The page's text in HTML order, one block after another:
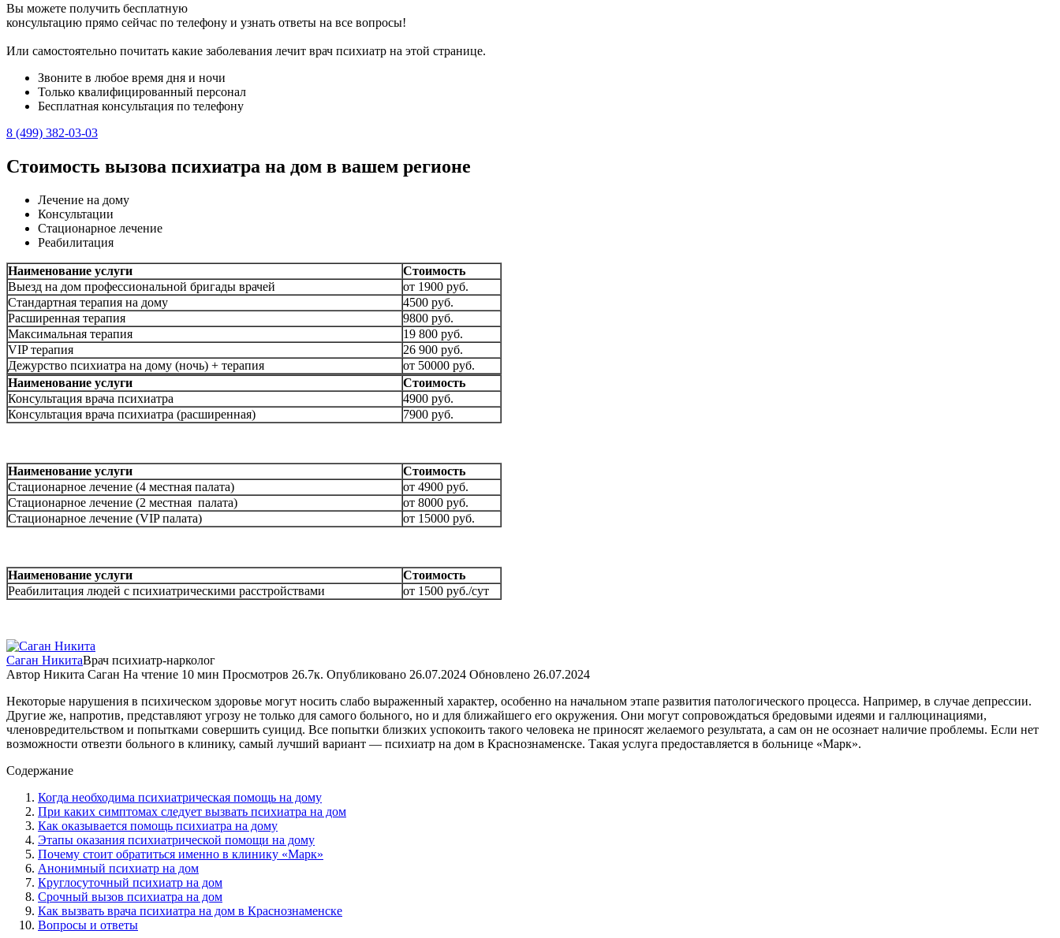
Вы можете получить бесплатную
консультацию прямо сейчас по телефону и узнать ответы на все вопросы!
Или самостоятельно почитать какие заболевания лечит врач психиатр на этой странице.
Звоните в любое время дня и ночи
Только квалифицированный персонал
Бесплатная консультация по телефону
8 (499) 382-03-03
Стоимость вызова психиатра на дом в вашем регионе
Лечение на дому
Консультации
Стационарное лечение
Реабилитация
Наименование услуги
Стоимость
Выезд на дом профессиональной бригады врачей
от 1900 руб.
Стандартная терапия на дому
4500 руб.
Расширенная терапия
9800 руб.
Максимальная терапия
19 800 руб.
VIP терапия
26 900 руб.
Дежурство психиатра на дому (ночь) + терапия
от 50000 руб.
Наименование услуги
Стоимость
Консультация врача психиатра
4900 руб.
Консультация врача психиатра (расширенная)
7900 руб.
Наименование услуги
Стоимость
Стационарное лечение (4 местная палата)
от 4900 руб.
Стационарное лечение (2 местная палата)
от 8000 руб.
Стационарное лечение (VIP палата)
от 15000 руб.
Наименование услуги
Стоимость
Реабилитация людей с психиатрическими расстройствами
от 1500 руб./сут
Саган НикитаВрач психиатр-нарколог
Автор Никита Саган На чтение 10 мин Просмотров 26.7к. Опубликовано 26.07.2024 Обновлено 26.07.2024
Некоторые нарушения в психическом здоровье могут носить слабо выраженный характер, особенно на начальном этапе развития патологического процесса. Например, в случае депрессии.
Другие же, напротив, представляют угрозу не только для самого больного, но и для ближайшего его окружения. Они могут сопровождаться бредовыми идеями и галлюцинациями,
членовредительством и попытками совершить суицид. Все попытки близких успокоить такого человека не приносят желаемого результата, а сам он не осознает наличие проблемы. Если нет
возможности отвезти больного в клинику, самый лучший вариант — психиатр на дом в Краснознаменске. Такая услуга предоставляется в больнице «Марк».
Содержание
Когда необходима психиатрическая помощь на дому
При каких симптомах следует вызвать психиатра на дом
Как оказывается помощь психиатра на дому
Этапы оказания психиатрической помощи на дому
Почему стоит обратиться именно в клинику «Марк»
Анонимный психиатр на дом
Круглосуточный психиатр на дом
Срочный вызов психиатра на дом
Как вызвать врача психиатра на дом в Краснознаменске
Вопросы и ответы